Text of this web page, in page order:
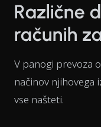
Različne
računih
V panogi prevoza
načinov njihovega
vse našteti.